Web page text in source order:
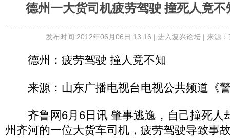
德州一大货司机疲劳驾驶 撞死人竟
发布时间:2012年06月06日 13:16 | 进入复兴论坛| 来源
德州：疲劳驾驶 撞人竟不知
来源：山东广播电视台电视公共频道《
齐鲁网6月6日讯 肇事逃逸，自己撞死人
州齐河的一位大货车司机，疲劳驾驶导致事